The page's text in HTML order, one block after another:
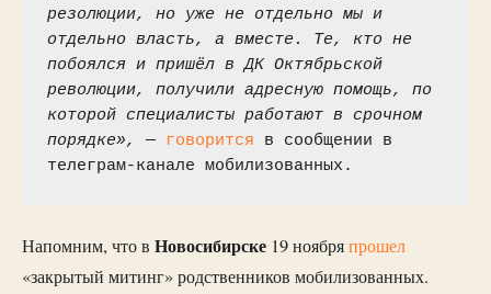
резолюции, но уже не отдельно мы и
отдельно власть, а вместе. Те, кто не
побоялся и пришёл в ДК Октябрьской
революции, получили адресную помощь, по
которой специалисты работают в срочном
порядке», — говорится в сообщении в
телеграм-канале мобилизованных.
Напомним, что в Новосибирске 19 ноябряпрошел
«закрытый митинг» родственников мобилизованных.